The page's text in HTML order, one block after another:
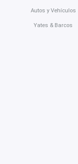
Autos y Vehículos
Yates & Barcos